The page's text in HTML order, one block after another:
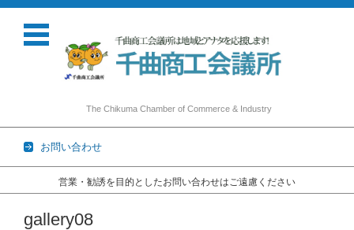
The Chikuma Chamber of Commerce & Industry
お問い合わせ
営業・勧誘を目的としたお問い合わせはご遠慮ください
コンテンツに移動
gallery08